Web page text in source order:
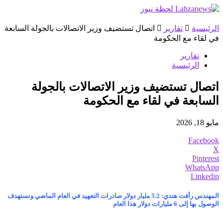
الرئيسية تقارير
اتصال تستضيف وزير الاتصالات بالجولة السابعة
في لقاء مع الحكومة
تقارير
الرئيسية
اتصال تستضيف وزير الاتصالات بالجولة
السابعة في لقاء مع الحكومة
مايو 18, 2026
Facebook
X
Pinterest
WhatsApp
Linkedin
المهندس رأفت هندي: 5.2 مليار دولار صادرات التعهيد في العام الماضي ونستهدف
الوصول بها إلى 6 مليارات دولار هذا العام